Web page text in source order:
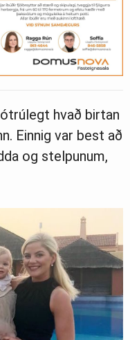
hvað birtan
Einnig var best að
og stelpunum,